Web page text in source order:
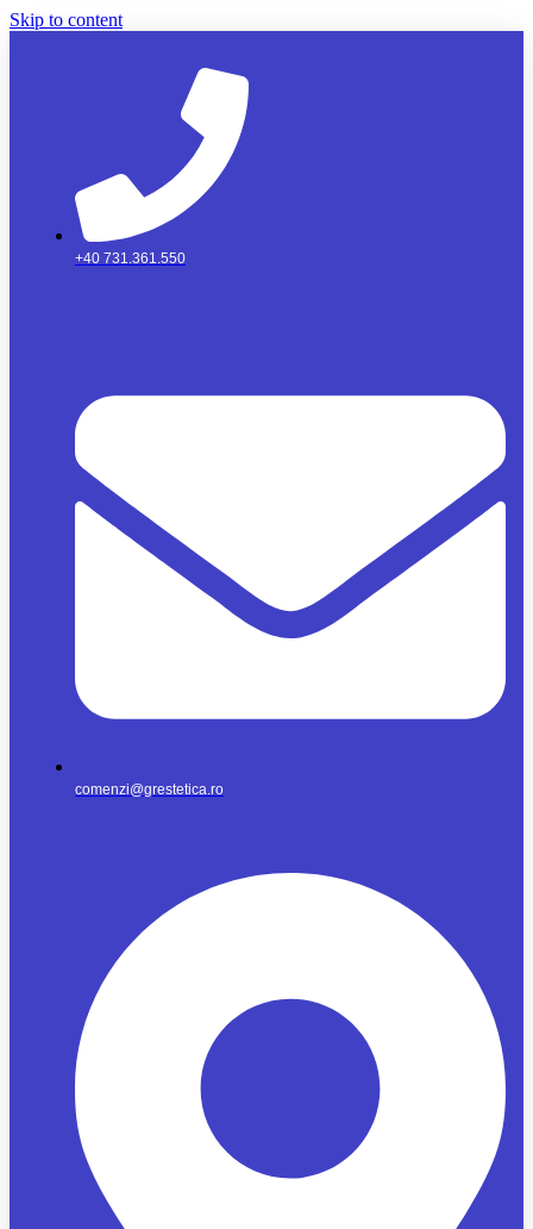
Skip to content
+40 731.361.550
comenzi@grestetica.ro